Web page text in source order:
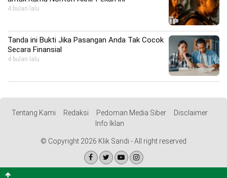
4 bulan lalu
Tanda ini Bukti Jika Pasangan Anda Tak Cocok
Secara Finansial
4 bulan lalu
Tentang Kami Redaksi Pedoman Media Siber
Disclaimer
Info Iklan
© Copyright 2026 Klik Sandi - All right reserved